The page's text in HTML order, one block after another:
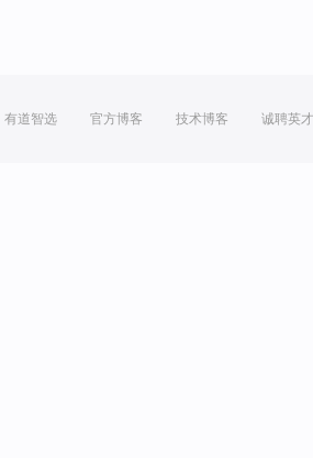
有道智选 官方博客 技术博客 诚聘英才